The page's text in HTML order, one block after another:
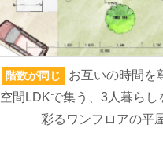
階数が同じ
お互いの時間を
空間LDKで集う、3人暮らし
彩るワンフロアの平